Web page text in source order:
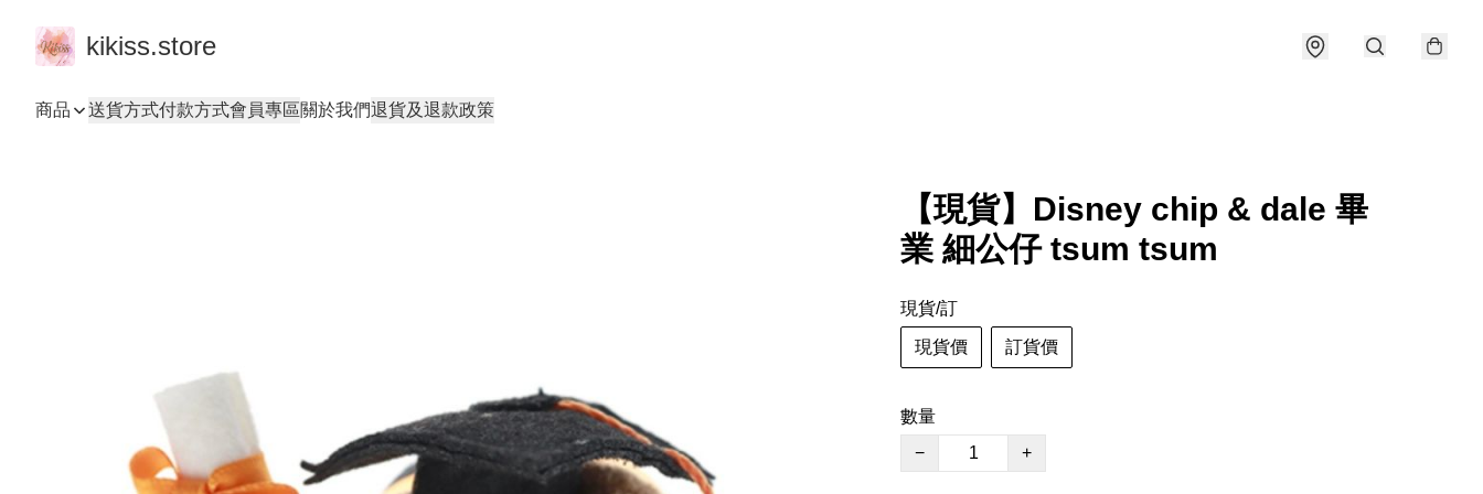
kikiss.store
商品 送貨方式付款方式會員專區關於我們退貨及退款政策
【現貨】Disney chip & dale 畢
業 細公仔 tsum tsum
現貨/訂
現貨價 訂貨價
數量
−
+